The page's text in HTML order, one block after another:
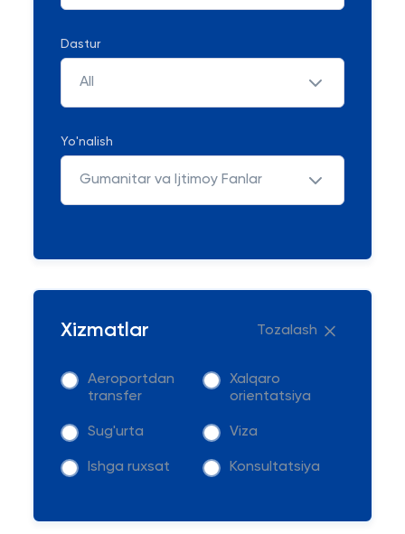
Dastur
All
Yo'nalish
Gumanitar va Ijtimoy Fanlar
Xizmatlar Tozalash
Aeroportdan
transfer
Xalqaro
orientatsiya
Sug'urta Viza
Ishga ruxsat Konsultatsiya